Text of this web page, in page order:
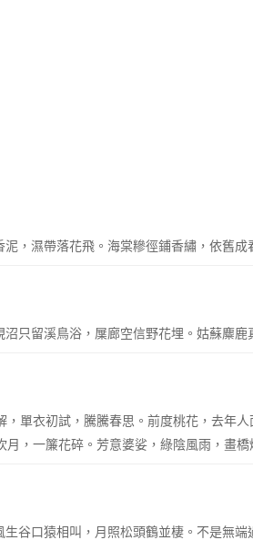
泥，濕帶落花飛。海棠糝徑鋪香繡，依舊
沼只留溪鳥浴，屟廊空信野花埋。姑蘇麋鹿
單衣初試，騰騰春思。前度桃花，去年
，一簾花碎。芳意婆娑，綠陰風雨，畫
生谷口猿相叫，月照松頭鶴並棲。不是無端